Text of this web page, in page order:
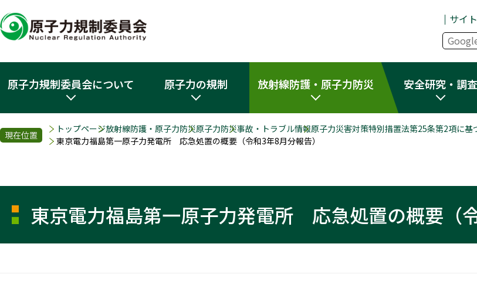
サイ
原子力規制委員会について 原子力の規制 放射線防護・原子力防災 安全研究・調査
現在位置
トップページ放射線防護・原子力防災原子力防災事故・トラブル情報原子力災害対策特別措置法第25条第2項に基
東京電力福島第一原子力発電所 応急処置の概要（令和3年8月分報告）
東京電力福島第一原子力発電所 応急処置の概要（令